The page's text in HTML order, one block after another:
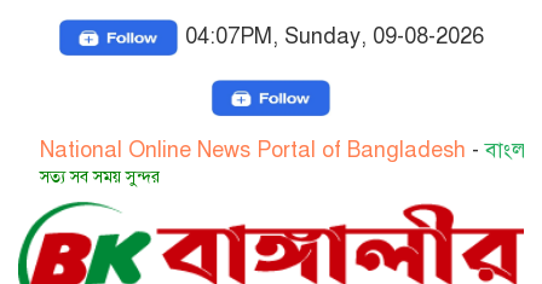
04:07PM, Sunday, 09-08-2026
Online News Portal of Bangladesh-বাংলাদেশের
সময় সুন্দর